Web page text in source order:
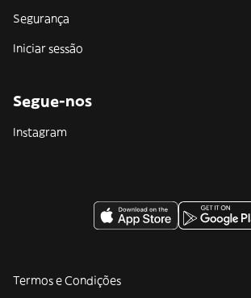
Segurança
Iniciar sessão
Segue-nos
Instagram
Termos e Condições